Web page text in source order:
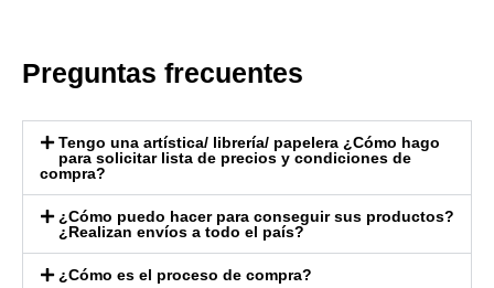
Preguntas frecuentes
Tengo una artística/ librería/ papelera ¿Cómo hago
para solicitar lista de precios y condiciones de
compra?
¿Cómo puedo hacer para conseguir sus productos?
¿Realizan envíos a todo el país?
¿Cómo es el proceso de compra?